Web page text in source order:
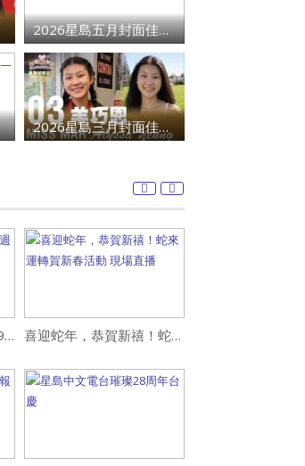
2026星島五月封面佳麗——Qina Lai 賴桂瑩
2026星島三月封面佳麗——Alyssa Yeung 羊巧恩
（國）星島中文電台迎29週年 喜迎蛇年，恭賀新禧！蛇來運轉賀新春活動 現場直播